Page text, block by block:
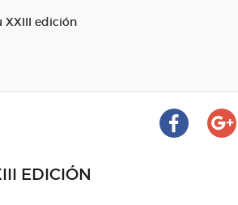
XXIII edición
EDICIÓN